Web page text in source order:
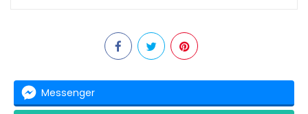
Messenger